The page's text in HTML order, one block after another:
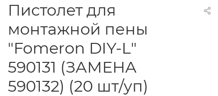
Пистолет для
монтажной пены
"Fomeron DIY-L"
590131 (ЗАМЕНА
590132) (20 шт/уп)